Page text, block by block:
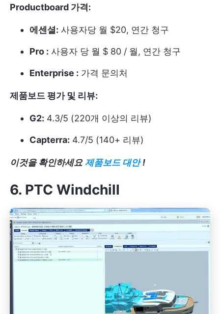
Productboard 가격:
에센셜: 사용자당 월 $20, 연간 청구
Pro : 사용자 당 월 $ 80 / 월, 연간 청구
Enterprise : 가격 문의처
제품보드 평가 및 리뷰:
G2: 4.3/5 (220개 이상의 리뷰)
Capterra: 4.7/5 (140+ 리뷰)
이것을 확인하세요 제품보드 대안 !
6. PTC Windchill